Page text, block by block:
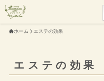
ホーム エステの効果
エステの効果